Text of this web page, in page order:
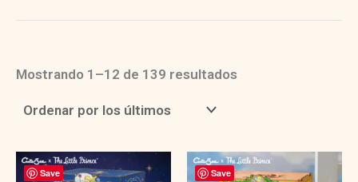
Mostrando 1–12 de 139 resultados
Save Save